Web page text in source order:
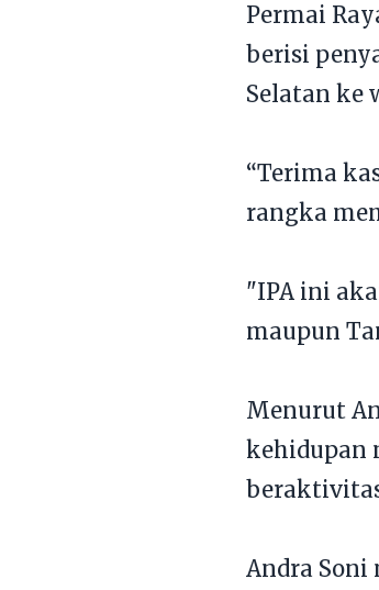
Permai
berisi
Selatan ke
“Terima
rangka
"IPA ini
maupun
Menurut
kehidupan
Andra